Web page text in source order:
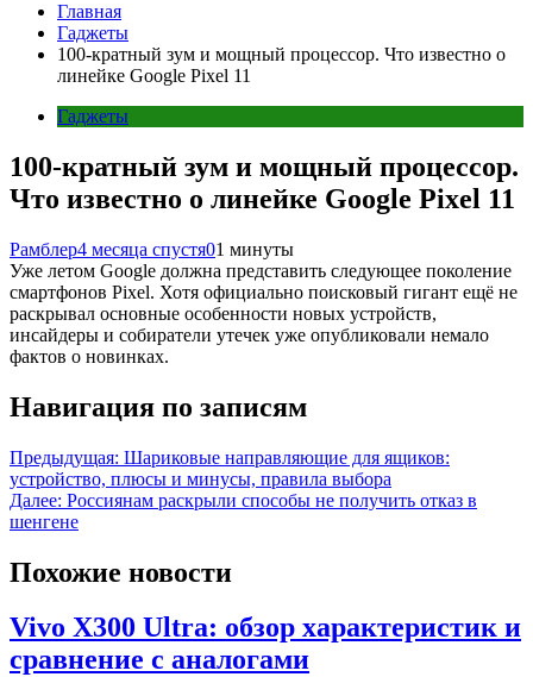
Главная
Гаджеты
100-кратный зум и мощный процессор. Что известно о
линейке Google Pixel 11
Гаджеты
100-кратный зум и мощный процессор.
Что известно о линейке Google Pixel 11
Рамблер4 месяца спустя01 минуты
Уже летом Google должна представить следующее поколение
смартфонов Pixel. Хотя официально поисковый гигант ещё не
раскрывал основные особенности новых устройств,
инсайдеры и собиратели утечек уже опубликовали немало
фактов о новинках.
Навигация по записям
Предыдущая: Шариковые направляющие для ящиков:
устройство, плюсы и минусы, правила выбора
Далее: Россиянам раскрыли способы не получить отказ в
шенгене
Похожие новости
Vivo X300 Ultra: обзор характеристик и
сравнение с аналогами